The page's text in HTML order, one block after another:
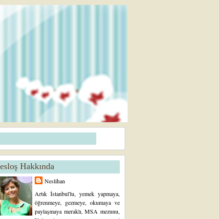
Hakkında
Neslihan
Artık İstanbul'lu, yemek yapmaya,
öğrenmeye, gezmeye, okumaya ve
paylaşmaya meraklı, MSA mezunu,